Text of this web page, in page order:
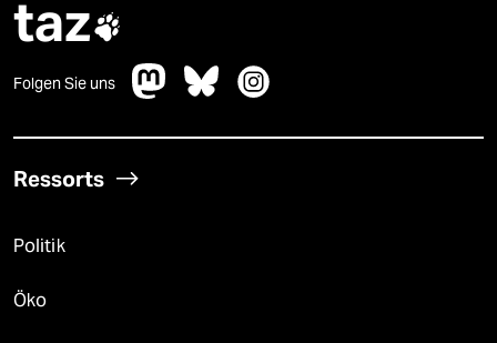
taz
Folgen Sie uns
Ressorts
Politik
Öko